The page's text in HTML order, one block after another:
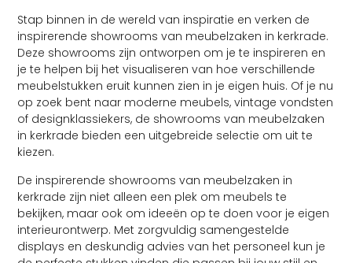
Stap binnen in de wereld van inspiratie en verken de
inspirerende showrooms van meubelzaken in kerkrade.
Deze showrooms zijn ontworpen om je te inspireren en
je te helpen bij het visualiseren van hoe verschillende
meubelstukken eruit kunnen zien in je eigen huis. Of je nu
op zoek bent naar moderne meubels, vintage vondsten
of designklassiekers, de showrooms van meubelzaken
in kerkrade bieden een uitgebreide selectie om uit te
kiezen.
De inspirerende showrooms van meubelzaken in
kerkrade zijn niet alleen een plek om meubels te
bekijken, maar ook om ideeën op te doen voor je eigen
interieurontwerp. Met zorgvuldig samengestelde
displays en deskundig advies van het personeel kun je